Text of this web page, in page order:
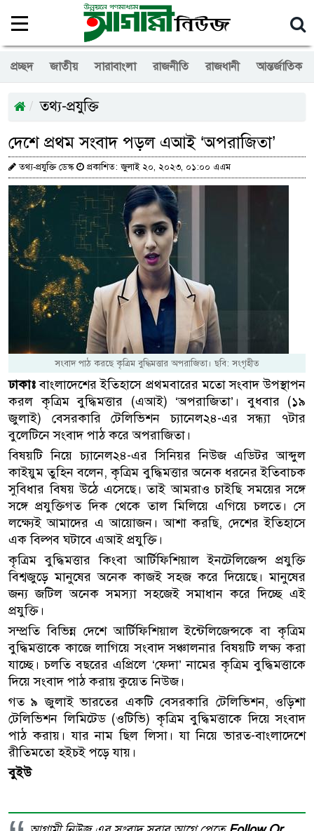
প্রচ্ছদ জাতীয় সারাবাংলা রাজনীতি রাজধানী আন্তর্জাতিক
তথ্য-প্রযুক্তি
দেশে প্রথম সংবাদ পড়ল এআই ‘অপরাজিতা’
তথ্য-প্রযুক্তি ডেস্ক প্রকাশিত: জুলাই ২০, ২০২৩, ০১:০০ এএম
সংবাদ পাঠ করছে কৃত্রিম বুদ্ধিমত্তার অপরাজিতা। ছবি: সংগৃহীত
ঢাকাঃবাংলাদেশের ইতিহাসে প্রথমবারের মতো সংবাদ উপস্থাপন
করল কৃত্রিম বুদ্ধিমত্তার (এআই) ‘অপরাজিতা’। বুধবার (১৯
জুলাই) বেসরকারি টেলিভিশন চ্যানেল২৪-এর সন্ধ্যা ৭টার
বুলেটিনে সংবাদ পাঠ করে অপরাজিতা।
বিষয়টি নিয়ে চ্যানেল২৪-এর সিনিয়র নিউজ এডিটর আব্দুল
কাইয়ুম তুহিন বলেন, কৃত্রিম বুদ্ধিমত্তার অনেক ধরনের ইতিবাচক
সুবিধার বিষয় উঠে এসেছে। তাই আমরাও চাইছি সময়ের সঙ্গে
সঙ্গে প্রযুক্তিগত দিক থেকে তাল মিলিয়ে এগিয়ে চলতে। সে
লক্ষ্যেই আমাদের এ আয়োজন। আশা করছি, দেশের ইতিহাসে
এক বিল্পব ঘটাবে এআই প্রযুক্তি।
কৃত্রিম বুদ্ধিমত্তার কিংবা আর্টিফিশিয়াল ইনটেলিজেন্স প্রযুক্তি
বিশ্বজুড়ে মানুষের অনেক কাজই সহজ করে দিয়েছে। মানুষের
জন্য জটিল অনেক সমস্যা সহজেই সমাধান করে দিচ্ছে এই
প্রযুক্তি।
সম্প্রতি বিভিন্ন দেশে আর্টিফিশিয়াল ইন্টেলিজেন্সকে বা কৃত্রিম
বুদ্ধিমত্তাকে কাজে লাগিয়ে সংবাদ সঞ্চালনার বিষয়টি লক্ষ্য করা
যাচ্ছে। চলতি বছরের এপ্রিলে ‘ফেদা’ নামের কৃত্রিম বুদ্ধিমত্তাকে
দিয়ে সংবাদ পাঠ করায় কুয়েত নিউজ।
গত ৯ জুলাই ভারতের একটি বেসরকারি টেলিভিশন, ওড়িশা
টেলিভিশন লিমিটেড (ওটিভি) কৃত্রিম বুদ্ধিমত্তাকে দিয়ে সংবাদ
পাঠ করায়। যার নাম ছিল লিসা। যা নিয়ে ভারত-বাংলাদেশে
রীতিমতো হইচই পড়ে যায়।
বুইউ